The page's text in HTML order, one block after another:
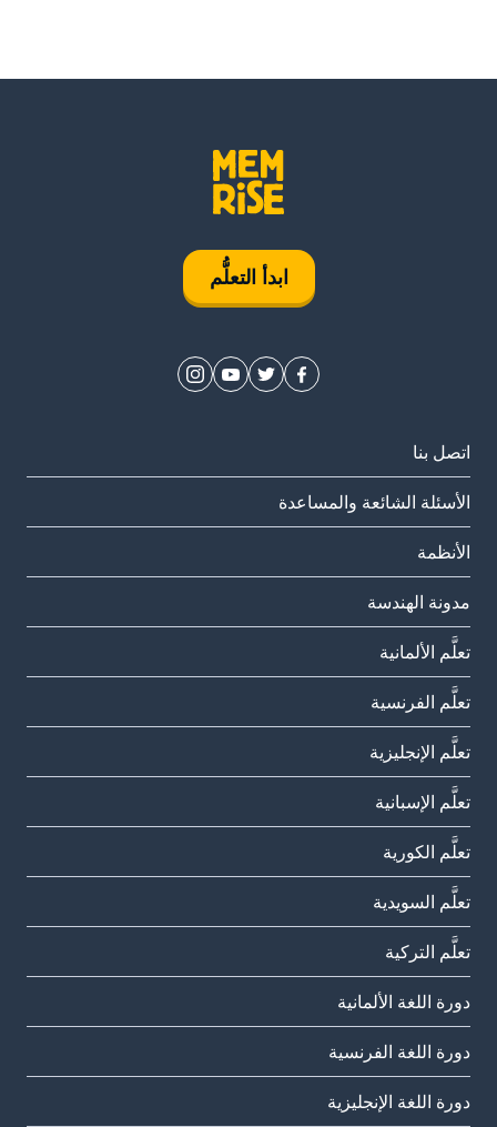
ابدأ التعلُّم
اتصل بنا
الأسئلة الشائعة والمساعدة
الأنظمة
مدونة الهندسة
تعلَّم الألمانية
تعلَّم الفرنسية
تعلَّم الإنجليزية
تعلَّم الإسبانية
تعلَّم الكورية
تعلَّم السويدية
تعلَّم التركية
دورة اللغة الألمانية
دورة اللغة الفرنسية
دورة اللغة الإنجليزية